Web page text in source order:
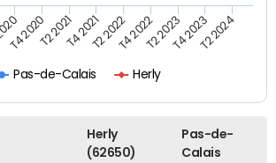
Pas-de-Calais Herly
T4 2020T2 2021T4 2021T2 2022T4 2022T2 2023T4 2023T2 2024
Herly
(62650)
Pas-de-
Calais